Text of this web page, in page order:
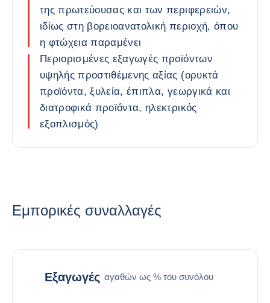
της πρωτεύουσας και των περιφερειών,
ιδίως στη βορειοανατολική περιοχή, όπου
η φτώχεια παραμένει
Περιορισμένες εξαγωγές προϊόντων
υψηλής προστιθέμενης αξίας (ορυκτά
προϊόντα, ξυλεία, έπιπλα, γεωργικά και
διατροφικά προϊόντα, ηλεκτρικός
εξοπλισμός)
Εμπορικές συναλλαγές
Εξαγωγές αγαθών ως % του συνόλου